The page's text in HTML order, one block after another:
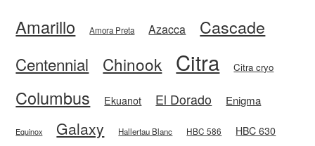
Amarillo Amora Preta Azacca Cascade
Centennial Chinook Citra Citra cryo
Columbus Ekuanot El Dorado Enigma
Equinox Galaxy Hallertau Blanc HBC 586 HBC 630